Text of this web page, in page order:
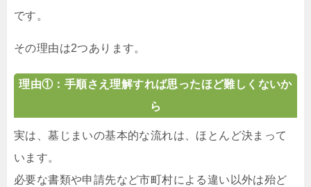
です。
その理由は2つあります。
理由①：手順さえ理解すれば思ったほど難しくないか
ら
実は、墓じまいの基本的な流れは、ほとんど決まって
います。
必要な書類や申請先など市町村による違い以外は殆ど